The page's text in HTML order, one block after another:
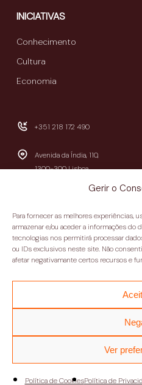
Gerir o
Para fornecer as melhores experiências,
armazenar e/ou aceder a informações
tecnologias nos permitirá processar
ou IDs exclusivos neste site. Não
afetar negativamante certos recursos e
Ver
Política de CookiesPolítica de
INICIATIVAS
Conhecimento
Cultura
Economia
+351 218 172 490
Avenida da Índia, 110,
1300-300 Lisboa
09h30-13h00 / 14h00-
18h30
(encerra aos sábados e
domingos)